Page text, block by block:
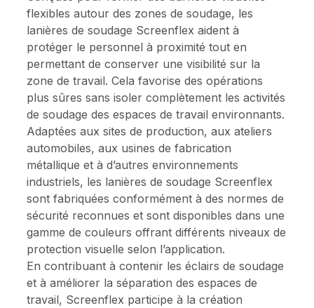
flexibles autour des zones de soudage, les
lanières de soudage Screenflex aident à
protéger le personnel à proximité tout en
permettant de conserver une visibilité sur la
zone de travail. Cela favorise des opérations
plus sûres sans isoler complètement les activités
de soudage des espaces de travail environnants.
Adaptées aux sites de production, aux ateliers
automobiles, aux usines de fabrication
métallique et à d’autres environnements
industriels, les lanières de soudage Screenflex
sont fabriquées conformément à des normes de
sécurité reconnues et sont disponibles dans une
gamme de couleurs offrant différents niveaux de
protection visuelle selon l’application.
En contribuant à contenir les éclairs de soudage
et à améliorer la séparation des espaces de
travail, Screenflex participe à la création